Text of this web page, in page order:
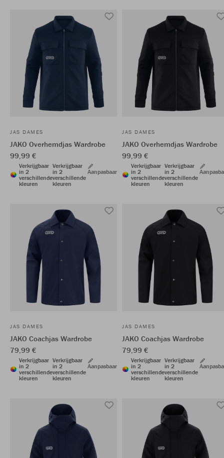
JAS DAMES
JAKO Overhemdjas Wardrobe
99,99 €
Verkrijgbaar
in 2
verschillende
kleuren
Verkrijgbaar
in 2
verschillende
kleuren
Aanpasbaar
JAS DAMES
JAKO Overhemdjas Wardrobe
99,99 €
Verkrijgbaar
in 2
verschillende
kleuren
Verkrijgbaar
in 2
verschillende
kleuren
JAS DAMES
JAKO Coachjas Wardrobe
79,99 €
Verkrijgbaar
in 2
verschillende
kleuren
Verkrijgbaar
in 2
verschillende
kleuren
Aanpasbaar
JAS DAMES
JAKO Coachjas Wardrobe
79,99 €
Verkrijgbaar
in 2
verschillende
kleuren
Verkrijgbaar
in 2
verschillende
kleuren